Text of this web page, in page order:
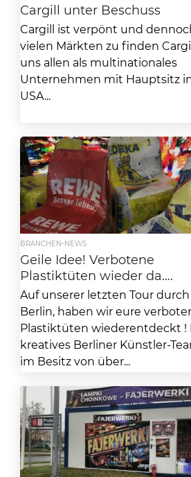
Cargill unter Beschuss
Cargill ist verpönt und
vielen Märkten zu finden
uns allen als multinationales
Unternehmen mit Hauptsitz
USA...
BRANCHEN-NEWS
Geile Idee! Verbotene
Plastiktüten wieder da….
Auf unserer letzten Tour durch
Berlin, haben wir eure
Plastiktüten wiederentdeckt !
kreatives Berliner Künstler-
im Besitz von über...